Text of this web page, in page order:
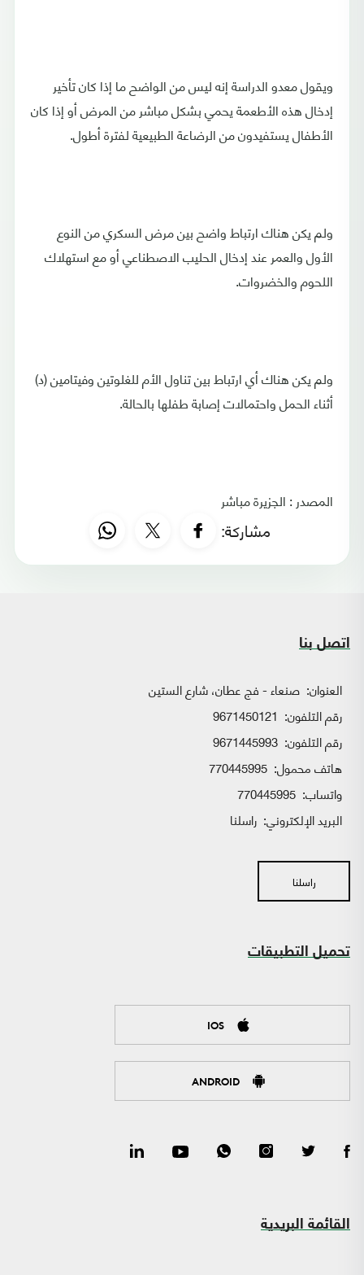
ويقول معدو الدراسة إنه ليس من الواضح ما إذا كان تأخير
إدخال هذه الأطعمة يحمي بشكل مباشر من المرض أو إذا كان
الأطفال يستفيدون من الرضاعة الطبيعية لفترة أطول.
ولم يكن هناك ارتباط واضح بين مرض السكري من النوع
الأول والعمر عند إدخال الحليب الاصطناعي أو مع استهلاك
اللحوم والخضروات.
ولم يكن هناك أي ارتباط بين تناول الأم للغلوتين وفيتامين (د)
أثناء الحمل واحتمالات إصابة طفلها بالحالة.
المصدر : الجزيرة مباشر
مشاركة:
اتصل بنا
العنوان: صنعاء - فج عطان، شارع الستين
رقم التلفون: 9671450121
رقم التلفون: 9671445993
هاتف محمول: 770445995
واتساب:
البريد الإلكتروني: راسلنا
راسلنا
تحميل التطبيقات
IOS
ANDROID
القائمة البريدية